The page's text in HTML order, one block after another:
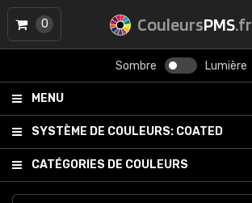
CouleursPMS.fr
Sombre Lumière
MENU
SYSTÈME DE COULEURS: COATED
CATÉGORIES DE COULEURS
0